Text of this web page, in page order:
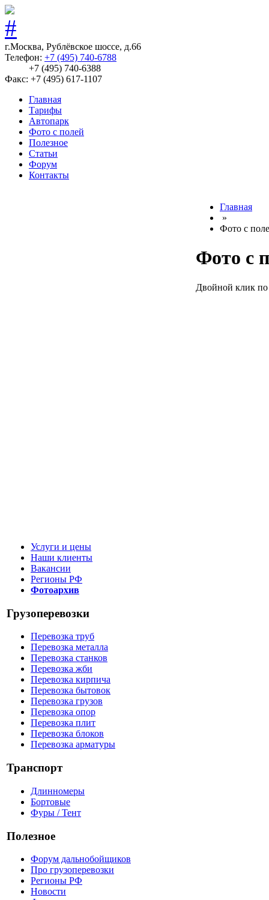
г.Москва, Рублёвское шоссе, д.66
Телефон: +7 (495) 740-6788
+7 (495) 740-6388
Факс: +7 (495) 617-1107
Главная
Тарифы
Автопарк
Фото с полей
Полезное
Статьи
Форум
Контакты
Услуги и цены
Наши клиенты
Вакансии
Регионы РФ
Фотоархив
Грузоперевозки
Перевозка труб
Перевозка металла
Перевозка станков
Перевозка жби
Перевозка кирпича
Перевозка бытовок
Перевозка грузов
Перевозка опор
Перевозка плит
Перевозка блоков
Перевозка арматуры
Транспорт
Длинномеры
Бортовые
Фуры / Тент
Полезное
Форум дальнобойщиков
Про грузоперевозки
Регионы РФ
Новости
Главная
»
Фото с
Фото с
Двойной клик по